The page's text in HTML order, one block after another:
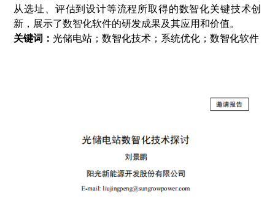
从选址、评估到设计等流程 所取得的数智化关键技术创
新，展示了数智化软件的研发成果及其应用和价值。
关键词：光储电站 ；数智化技术 ； 系统优化 ；数智化软件